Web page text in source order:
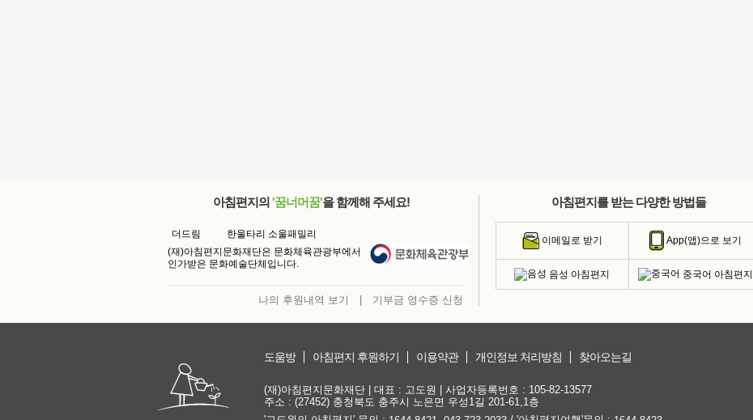
아침편지의 '꿈너머꿈'을 함께해 주세요!
더드림
한울타리 소울패밀리
(재)아침편지문화재단은 문화체육관광부에서
인가받은 문화예술단체입니다.
나의 후원내역 보기 기부금 영수증 신청
아침편지를 받는 다양한 방법들
이메일로 받기 App(앱)으로 보기
음성 아침편지 중국어 아침편지
도움방 아침편지 후원하기 이용약관 개인정보 처리방침 찾아오는길
(재)아침편지문화재단 | 대표 : 고도원 | 사업자등록번호 : 105-82-13577
주소 : (27452) 충청북도 충주시 노은면 우성1길 201-61,1층